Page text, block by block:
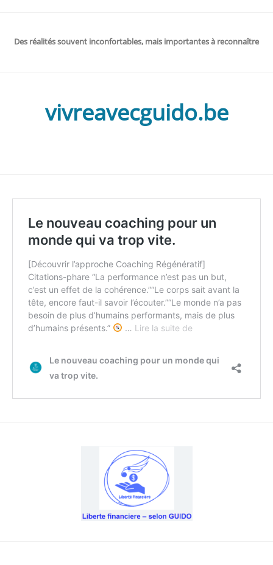
Des réalités souvent inconfortables, mais importantes à reconnaître
vivreavecguido.be